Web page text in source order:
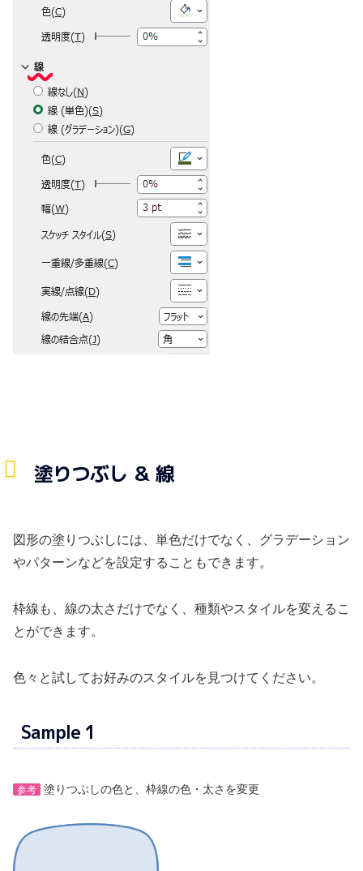
塗りつぶし ＆ 線
図形の塗りつぶしには、単色だけでなく、グラデーション
やパターンなどを設定することもできます。
枠線も、線の太さだけでなく、種類やスタイルを変えるこ
とができます。
色々と試してお好みのスタイルを見つけてください。
Sample 1
参考 塗りつぶしの色と、枠線の色・太さを変更